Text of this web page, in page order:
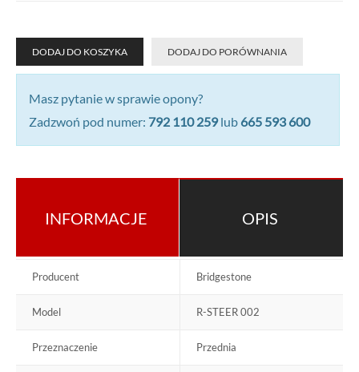
DODAJ DO KOSZYKA DODAJ DO PORÓWNANIA
Masz pytanie w sprawie opony?
Zadzwoń pod numer: 792 110 259lub 665 593 600
INFORMACJE OPIS
Producent Bridgestone
Model R-STEER 002
Przeznaczenie Przednia